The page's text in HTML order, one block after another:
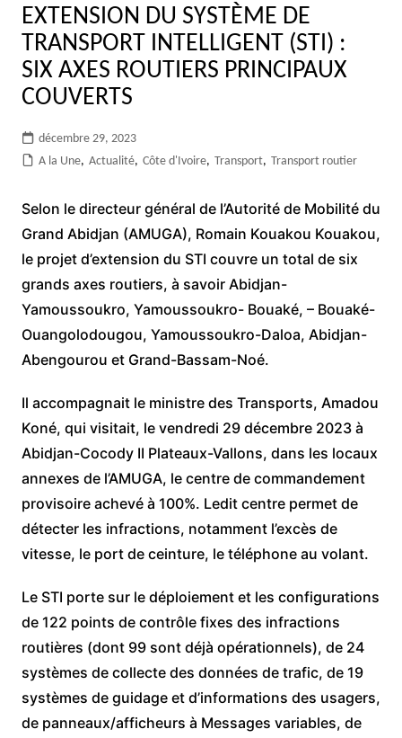
EXTENSION DU SYSTÈME DE
TRANSPORT INTELLIGENT (STI) :
SIX AXES ROUTIERS PRINCIPAUX
COUVERTS
décembre 29, 2023
A la Une, Actualité, Côte d'Ivoire, Transport, Transport routier
Selon le directeur général de l’Autorité de Mobilité du
Grand Abidjan (AMUGA), Romain Kouakou Kouakou,
le projet d’extension du STI couvre un total de six
grands axes routiers, à savoir Abidjan-
Yamoussoukro, Yamoussoukro- Bouaké, – Bouaké-
Ouangolodougou, Yamoussoukro-Daloa, Abidjan-
Abengourou et Grand-Bassam-Noé.
Il accompagnait le ministre des Transports, Amadou
Koné, qui visitait, le vendredi 29 décembre 2023 à
Abidjan-Cocody II Plateaux-Vallons, dans les locaux
annexes de l’AMUGA, le centre de commandement
provisoire achevé à 100%. Ledit centre permet de
détecter les infractions, notamment l’excès de
vitesse, le port de ceinture, le téléphone au volant.
Le STI porte sur le déploiement et les configurations
de 122 points de contrôle fixes des infractions
routières (dont 99 sont déjà opérationnels), de 24
systèmes de collecte des données de trafic, de 19
systèmes de guidage et d’informations des usagers,
de panneaux/afficheurs à Messages variables, de